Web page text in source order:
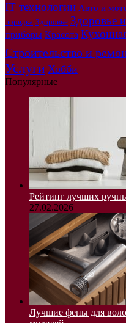
IT технологии Авто и
порядка Здоровье Здоровье
приборы Красота
Строительство и
Услуги Хобби
Популярные
Рейтинг лучших
27.02.2026
Лучшие фены для